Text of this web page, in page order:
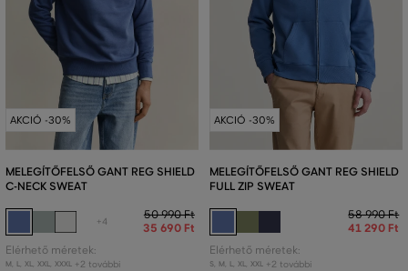
AKCIÓ -30%
MELEGÍTŐFELSŐ GANT REG SHIELD
C-NECK SWEAT
+4
50 990 Ft
35 690 Ft
Elérhető méretek:
M L, XL, XXL, XXXL +2 további
AKCIÓ -30%
MELEGÍTŐFELSŐ GANT REG SHIELD
FULL ZIP SWEAT
58 990 Ft
41 290 Ft
Elérhető méretek:
S, M L, XL, XXL +2 további